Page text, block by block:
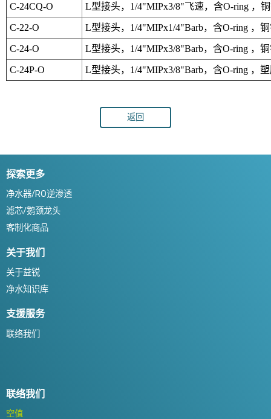
C-24CQ-O L型接头，1/4"MIPx3/8"飞速，含O-ring ，
C-22-O L型接头，1/4"MIPx1/4"Barb，含O-ring ，
C-24-O L型接头，1/4"MIPx3/8"Barb，含O-ring ，
C-24P-O L型接头，1/4"MIPx3/8"Barb，含O-ring ，
返回
探索更多
净水器/RO逆渗透
滤芯/鹅颈龙头
客制化商品
关于我们
关于益锐
净水知识库
支援服务
联络我们
联络我们
空值